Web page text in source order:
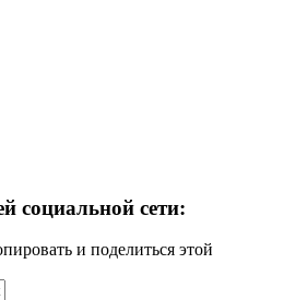
социальной сети:
и поделиться этой